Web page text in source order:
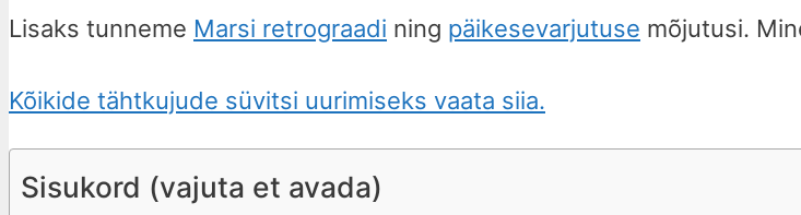
Lisaks tunneme Marsi retrograadi ning päikesevarjutuse mõjutusi.
Kõikide tähtkujude süvitsi uurimiseks vaata siia.
Sisukord (vajuta et avada)